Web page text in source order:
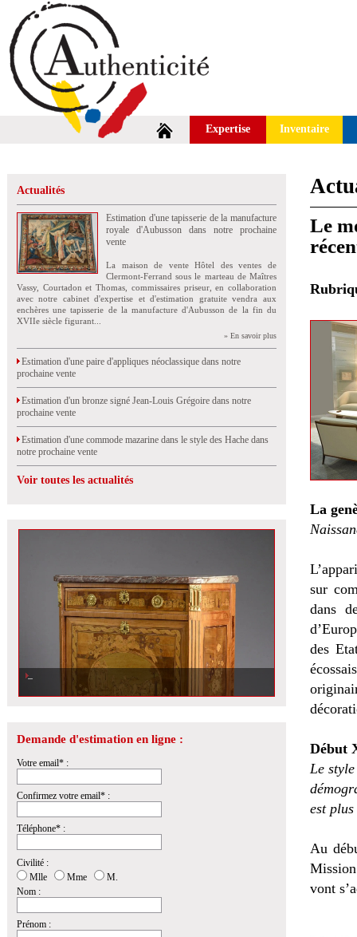
Expertise Inventaire
Actualités
Estimation d'une tapisserie de la manufacture
royale d'Aubusson dans notre prochaine
vente
La maison de vente Hôtel des ventes de
Clermont-Ferrand sous le marteau de Maîtres
Vassy, Courtadon et Thomas, commissaires priseur, en collaboration
avec notre cabinet d'expertise et d'estimation gratuite vendra aux
enchères une tapisserie de la manufacture d'Aubusson de la fin du
XVIIe siècle figurant...
» En savoir plus
Estimation d'une paire d'appliques néoclassique dans notre
prochaine vente
Estimation d'un bronze signé Jean-Louis Grégoire dans notre
prochaine vente
Estimation d'une commode mazarine dans le style des Hache dans
notre prochaine vente
Voir toutes les actualités
Estimation et vente d\'un secrétaire à abattant richement marqueté d\'époque
Demande d'estimation en ligne :
Votre email* :
Confirmez votre email* :
Téléphone* :
Civilité :
Mlle
Mme
M.
Nom :
Prénom :
Le
La
sur
dans
des
Début
Le
est
Au
vont